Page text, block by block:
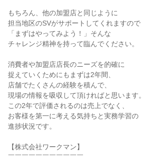
もちろん、他の加盟店と同じように
担当地区のSVがサポートしてくれますので
「まずはやってみよう！」そんな
チャレンジ精神を持って臨んでください。
消費者や加盟店店長のニーズを的確に
捉えていくためにもまずは2年間、
店舗でたくさんの経験を積んで、
現場の情報を吸収して頂ければと思います。
この2年で評価されるのは売上でなく、
お客様を第一に考える気持ちと実務学習の
進捗状況です。
【株式会社ワークマン】
￣￣￣￣￣￣￣￣￣￣￣